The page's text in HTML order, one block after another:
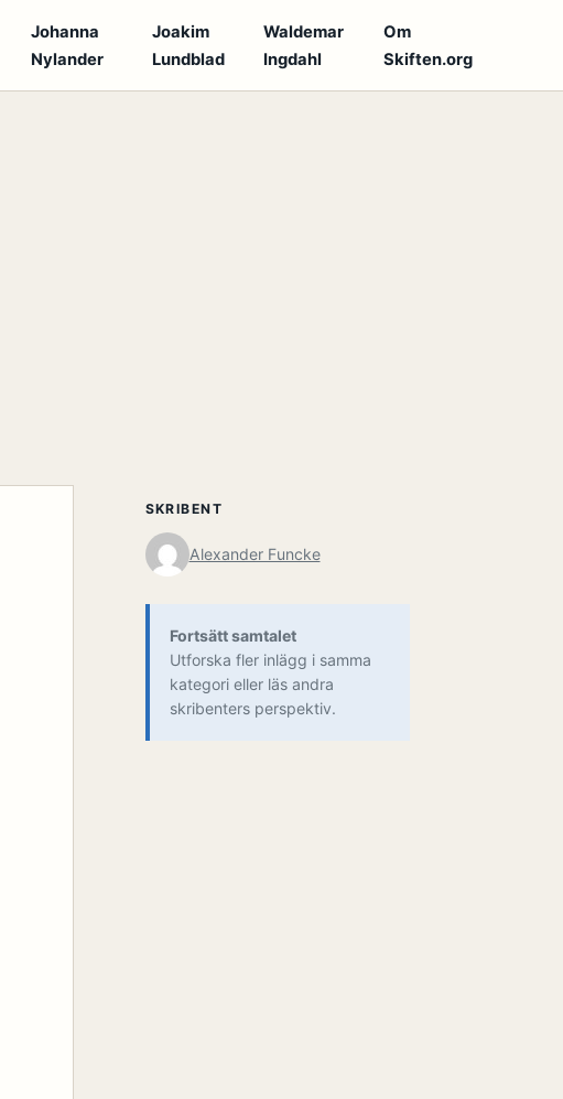
Johanna
Nylander
Joakim
Lundblad
Waldemar
Ingdahl
Om
Skiften.org
SKRIBENT
Alexander Funcke
Fortsätt samtalet
Utforska fler inlägg i samma
kategori eller läs andra
skribenters perspektiv.